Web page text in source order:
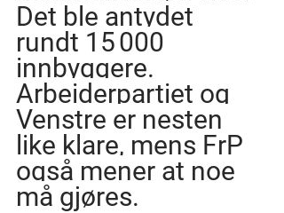
Det ble antydet
rundt 15 000
innbyggere.
Arbeiderpartiet og
Venstre er nesten
like klare, mens FrP
også mener at noe
må gjøres.